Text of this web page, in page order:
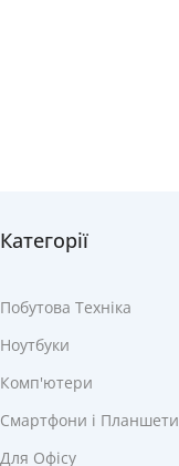
Категорії
Побутова Техніка
Ноутбуки
Комп'ютери
Смартфони і Планшети
Для Офісу